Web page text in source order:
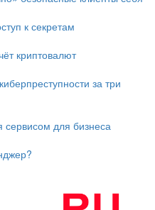
к секретам
криптовалют
за три
сервисом для бизнеса